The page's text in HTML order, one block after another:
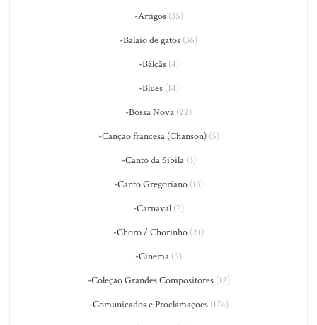
-Artigos(35)
-Balaio de gatos (36)
-Bálcãs(4)
-Blues(14)
-Bossa Nova (22)
-Canção francesa (Chanson)(5)
-Canto da Sibila(3)
-Canto Gregoriano (13)
-Carnaval (7)
-Choro / Chorinho (21)
-Cinema (5)
-Coleção Grandes Compositores(12)
-Comunicados e Proclamações(174)